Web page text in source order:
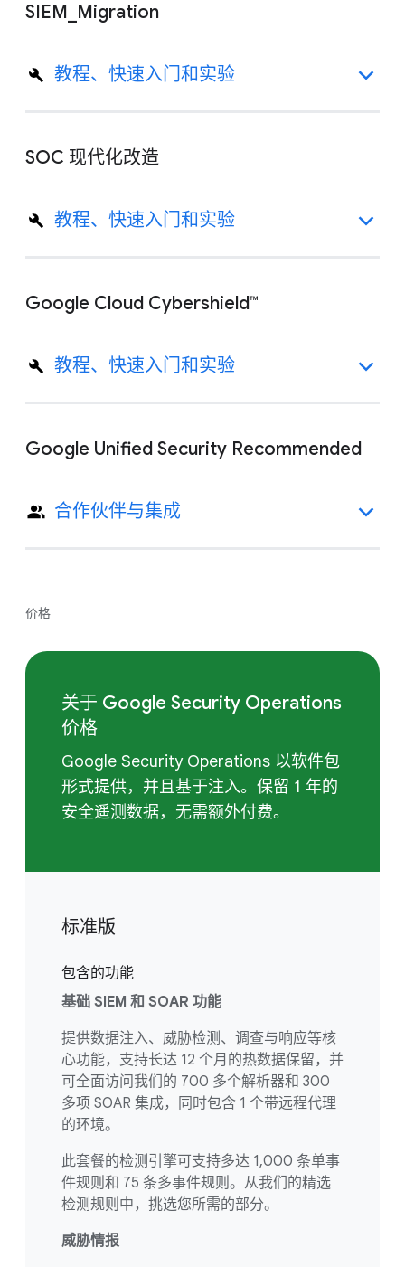
SIEM_Migration
教程、快速入门和实验
SOC 现代化改造
教程、快速入门和实验
Google Cloud Cybershield™
教程、快速入门和实验
Google Unified Security Recommended
合作伙伴与集成
价格
关于 Google Security Operations
价格
Google Security Operations 以软件包
形式提供，并且基于注入。保留 1 年的
安全遥测数据，无需额外付费。
标准版
包含的功能
基础 SIEM 和 SOAR 功能
提供数据注入、威胁检测、调查与响应等核
心功能，支持长达 12 个月的热数据保留，并
可全面访问我们的 700 多个解析器和 300
多项 SOAR 集成，同时包含 1 个带远程代理
的环境。
此套餐的检测引擎可支持多达 1,000 条单事
件规则和 75 条多事件规则。从我们的精选
检测规则中，挑选您所需的部分。
威胁情报